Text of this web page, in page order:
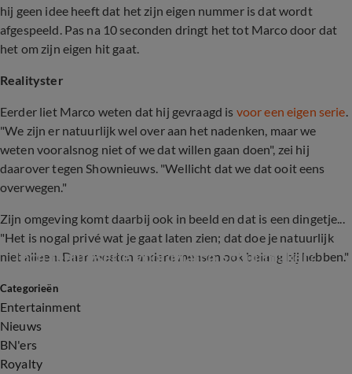
hij geen idee heeft dat het zijn eigen nummer is dat wordt
afgespeeld. Pas na 10 seconden dringt het tot Marco door dat
het om zijn eigen hit gaat.
Realityster
Eerder liet Marco weten dat hij gevraagd is voor een eigen serie.
"We zijn er natuurlijk wel over aan het nadenken, maar we
weten vooralsnog niet of we dat willen gaan doen", zei hij
daarover tegen Shownieuws. "Wellicht dat we dat ooit eens
overwegen."
Zijn omgeving komt daarbij ook in beeld en dat is een dingetje...
"Het is nogal privé wat je gaat laten zien; dat doe je natuurlijk
niet alleen. Daar moeten andere mensen ook belang bij hebben."
0:37
Toch realityserie voor Marco Schuitmaker?
Categorieën
Entertainment
Nieuws
BN'ers
Royalty